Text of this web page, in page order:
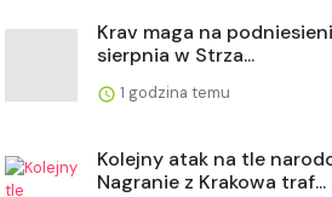
Krav maga na
sierpnia w Strza...
1 godzina temu
Kolejny atak na tle
Nagranie z Krakowa traf...